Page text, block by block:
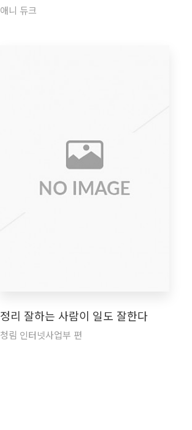
애니 듀크
정리 잘하는 사람이 일도 잘한다
청림 인터넷사업부 편